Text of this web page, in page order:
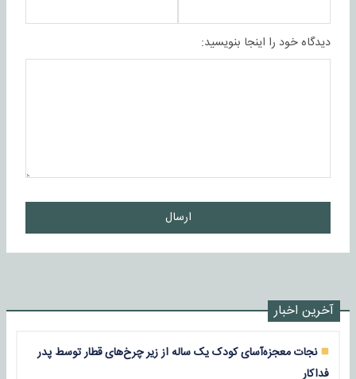
دیدگاه خود را اینجا بنویسید:
ارسال
آخرین اخبار
نجات معجزه‌آسای کودک یک ساله از زیر چرخ‌های قطار توسط پدر
فداکار